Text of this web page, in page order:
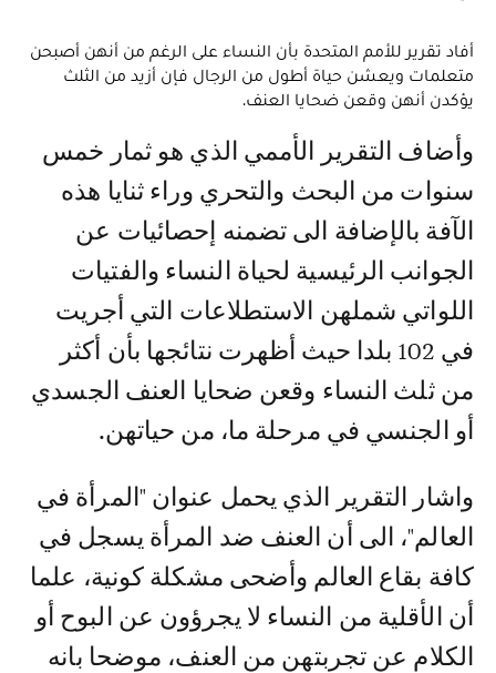
أفاد تقرير للأمم المتحدة بأن النساء على الرغم من أنهن أصبحن
متعلمات ويعشن حياة أطول من الرجال فإن أزيد من الثلث
يؤكدن أنهن وقعن ضحايا العنف.
وأضاف التقرير الأممي الذي هو ثمار خمس
سنوات من البحث والتحري وراء ثنايا هذه
الآفة بالإضافة الى تضمنه إحصائيات عن
الجوانب الرئيسية لحياة النساء والفتيات
اللواتي شملهن الاستطلاعات التي أجريت
في 102 بلدا حيث أظهرت نتائجها بأن أكثر
من ثلث النساء وقعن ضحايا العنف الجسدي
أو الجنسي في مرحلة ما، من حياتهن.
واشار التقرير الذي يحمل عنوان "المرأة في
العالم"، الى أن العنف ضد المرأة يسجل في
كافة بقاع العالم وأضحى مشكلة كونية، علما
أن الأقلية من النساء لا يجرؤون عن البوح أو
الكلام عن تجربتهن من العنف، موضحا بانه